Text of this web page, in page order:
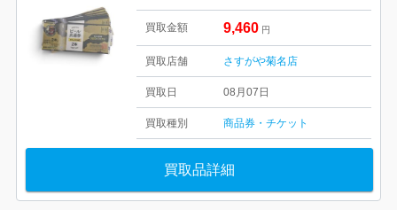
買取金額 9,460 円
買取店舗 さすがや菊名店
買取日 08月07日
買取種別 商品券・チケット
買取品詳細